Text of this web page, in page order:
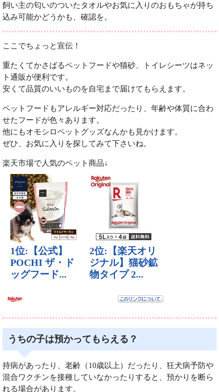
飼い主の匂いのついたタオルやお気に入りのおもちゃが持ち
込み可能かどうかも、確認を。
ここでちょっと宣伝！
重たくてかさばるペットフードや猫砂、トイレシーツはネッ
ト通販が便利です。
安くて品質のいいものを自宅まで届けてもらえます。
ペットフードもアレルギー対応だったり、年齢や体質に合わ
せたフードが色々あります。
他にもオモシロペットグッズなんかも見かけます。
ぜひ、お気に入りを探してみて下さいね。
楽天市場で人気のペット商品↓
うちの子は預かってもらえる？
持病があったり、老齢（10歳以上）だったり、狂犬病予防や
混合ワクチンを接種していなかったりすると、預かりを断ら
れる場合があります。